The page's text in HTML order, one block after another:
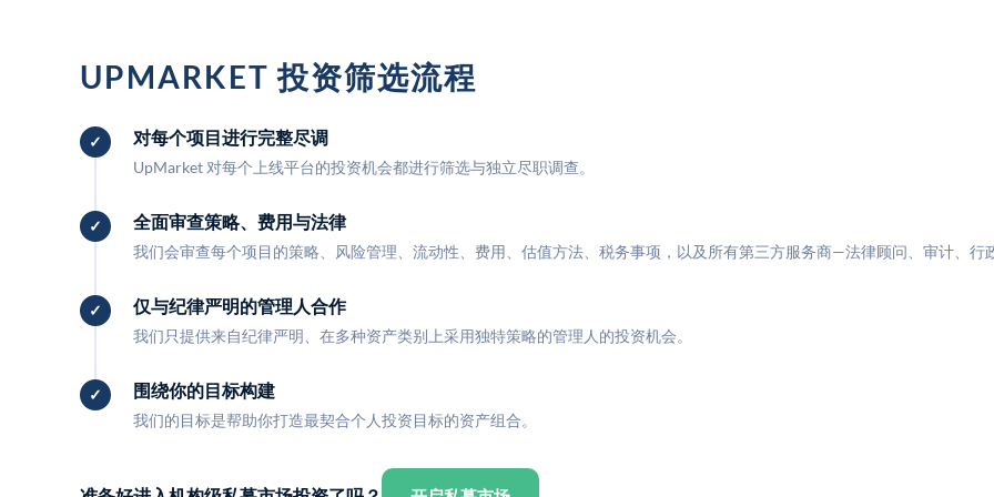
UPMARKET 投资筛选流程
对每个项目进行完整尽调
UpMarket 对每个上线平台的投资机会都进行筛选与独立尽职调查。
全面审查策略、费用与法律
我们会审查每个项目的策略、风险管理、流动性、费用、估值方法、税务事项，以及所有第三方服务商—法律顾问、审计、行
仅与纪律严明的管理人合作
我们只提供来自纪律严明、在多种资产类别上采用独特策略的管理人的投资机会。
围绕你的目标构建
我们的目标是帮助你打造最契合个人投资目标的资产组合。